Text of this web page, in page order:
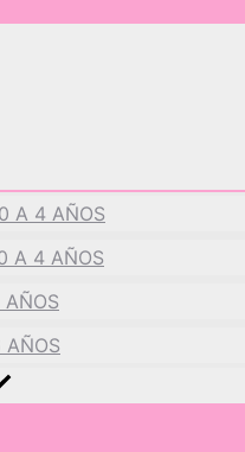
A 4 AÑOS
A 4 AÑOS
AÑOS